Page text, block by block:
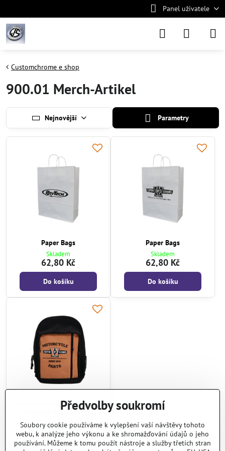
Panel uživatele
Customchrome e shop
900.01 Merch-Artikel
Nejnovější Parametry
Paper Bags
Skladem
62,80 Kč
Do košíku
Paper Bags
Skladem
62,80 Kč
Do košíku
Motorcycle Parts Since 1970
Backpack Black Orange
Skladem
546,10 Kč
Předvolby soukromí
Soubory cookie používáme k vylepšení vaší návštěvy tohoto
webu, k analýze jeho výkonu a ke shromažďování údajů o jeho
používání. Můžeme k tomu použít nástroje a služby třetích stran